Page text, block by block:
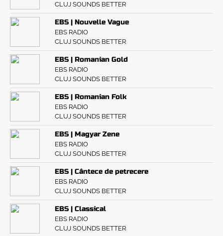
CLUJ SOUNDS BETTER
EBS | Nouvelle Vague
EBS RADIO
CLUJ SOUNDS BETTER
EBS | Romanian Gold
EBS RADIO
CLUJ SOUNDS BETTER
EBS | Romanian Folk
EBS RADIO
CLUJ SOUNDS BETTER
EBS | Magyar Zene
EBS RADIO
CLUJ SOUNDS BETTER
EBS | Cântece de petrecere
EBS RADIO
CLUJ SOUNDS BETTER
EBS | Classical
EBS RADIO
CLUJ SOUNDS BETTER